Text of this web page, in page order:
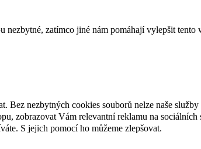
zatímco jiné nám pomáhají vylepšit
Bez nezbytných cookies souborů nelze naše
zobrazovat Vám relevantní reklamu na
S jejich pomocí ho můžeme zlepšovat.